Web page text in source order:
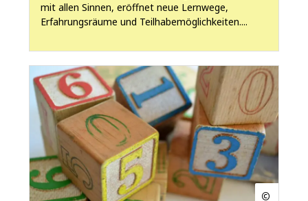
mit allen Sinnen, eröffnet neue Lernwege,
Erfahrungsräume und Teilhabemöglichkeiten....